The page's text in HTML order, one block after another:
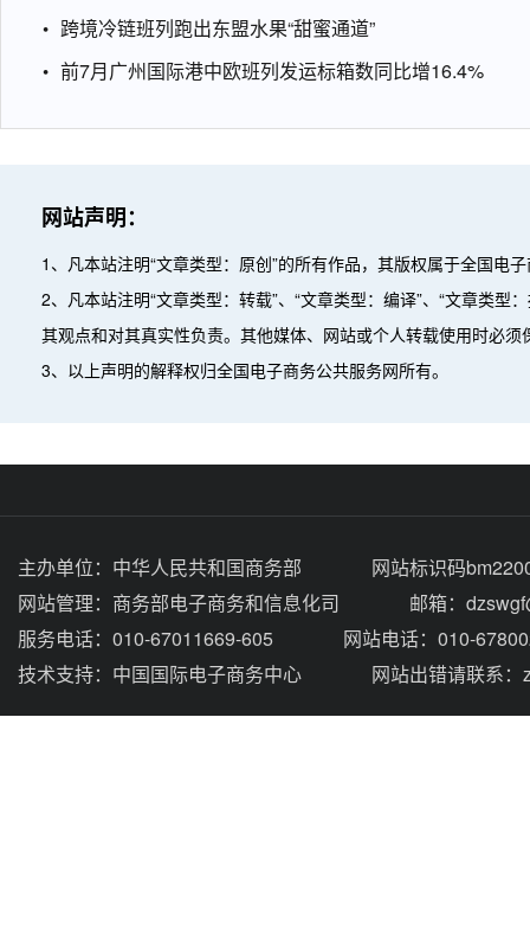
跨境冷链班列跑出东盟水果“甜蜜通道”
前7月广州国际港中欧班列发运标箱数同比增16.4%
网站声明：
1、凡本站注明“文章类型：原创”的所有作品，其版权属于全国电
2、凡本站注明“文章类型：转载”、“文章类型：编译”、“文章类
其观点和对其真实性负责。其他媒体、网站或个人转载使用时必
3、以上声明的解释权归全国电子商务公共服务网所有。
主办单位： 中华人民共和国商务部
网站标识码
网站管理： 商务部电子商务和信息化司
邮箱：
服务电话：010-67011669-605
网站电话：010-
技术支持： 中国国际电子商务中心 网站出错请联系